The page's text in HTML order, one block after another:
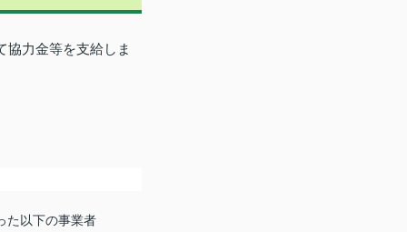
協力金等を支給しま
た以下の事業者